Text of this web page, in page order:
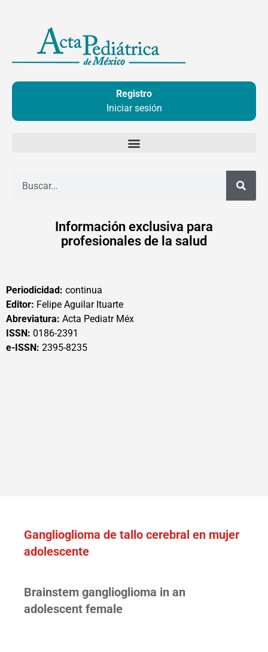
contenido
Registro
Iniciar sesión
Información exclusiva para
profesionales de la salud
Periodicidad: continua
Editor: Felipe Aguilar Ituarte
Abreviatura: Acta Pediatr Méx
ISSN: 0186-2391
e-ISSN: 2395-8235
Ganglioglioma de tallo cerebral en mujer
adolescente
Brainstem ganglioglioma in an
adolescent female